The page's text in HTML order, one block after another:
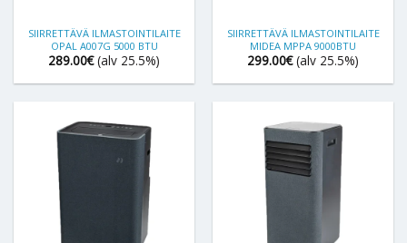
SIIRRETTÄVÄ ILMASTOINTILAITE
OPAL A007G 5000 BTU
289.00€ (alv 25.5%)
SIIRRETTÄVÄ ILMASTOINTILAITE
MIDEA MPPA 9000BTU
299.00€ (alv 25.5%)